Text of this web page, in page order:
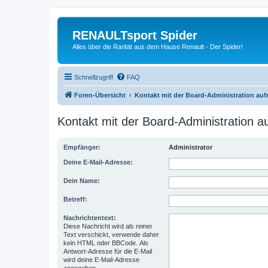
RENAULTsport Spider
Alles über die Rarität aus dem Hause Renault - Der Spider!
Schnellzugriff FAQ
Foren-Übersicht Kontakt mit der Board-Administration
Kontakt mit der Board-Administration
Empfänger: Administrator
Deine E-Mail-Adresse:
Dein Name:
Betreff:
Nachrichtentext:
Diese Nachricht wird als reiner
Text verschickt, verwende daher
kein HTML oder BBCode. Als
Antwort-Adresse für die E-Mail
wird deine E-Mail-Adresse